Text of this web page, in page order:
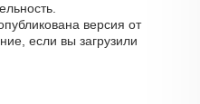
версия от
если вы загрузили